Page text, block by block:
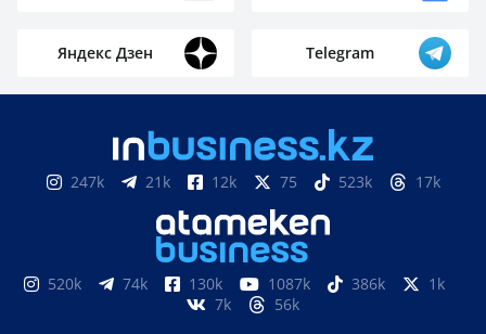
Яндекс Дзен Telegram
247k 21k 12k 75 523k 17k
520k 74k 130k 1087k 386k
1k
7k
56k